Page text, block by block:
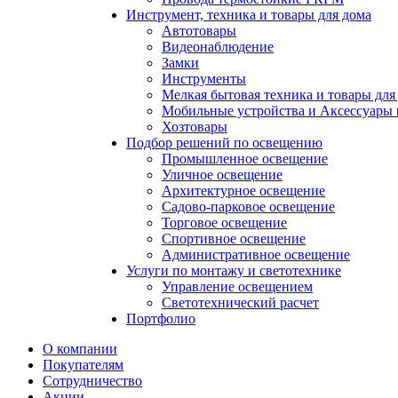
Инструмент, техника и товары для дома
Автотовары
Видеонаблюдение
Замки
Инструменты
Мелкая бытовая техника и товары для
Мобильные устройства и Аксессуары
Хозтовары
Подбор решений по освещению
Промышленное освещение
Уличное освещение
Архитектурное освещение
Садово-парковое освещение
Торговое освещение
Спортивное освещение
Административное освещение
Услуги по монтажу и светотехнике
Управление освещением
Светотехнический расчет
Портфолио
О компании
Покупателям
Сотрудничество